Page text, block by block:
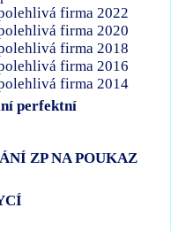
ZP NA POUKAZ